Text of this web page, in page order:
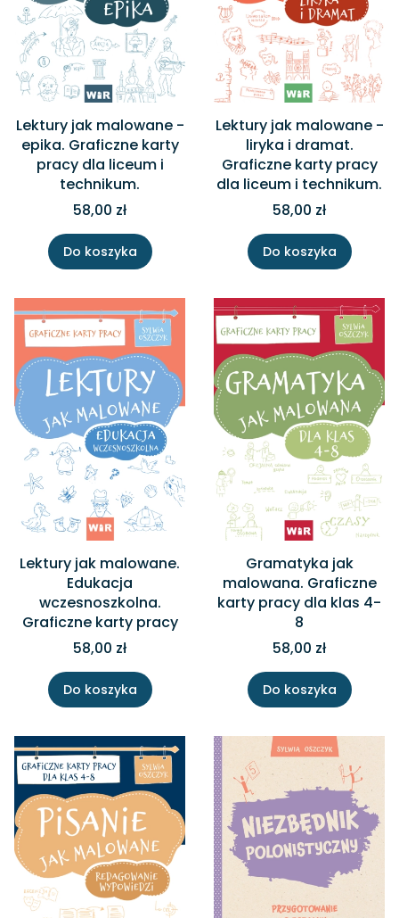
Lektury jak malowane -
epika. Graficzne karty
pracy dla liceum i
technikum.
58,00 zł
Do koszyka
Lektury jak malowane -
liryka i dramat.
Graficzne karty pracy
dla liceum i technikum.
58,00 zł
Do koszyka
Lektury jak malowane.
Edukacja
wczesnoszkolna.
Graficzne karty pracy
58,00 zł
Do koszyka
Gramatyka jak
malowana. Graficzne
karty pracy dla klas 4-
8
58,00 zł
Do koszyka